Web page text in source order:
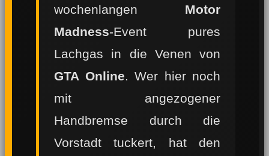
wochenlangen Motor
Madness-Event pures
Lachgas in die Venen von
GTA Online. Wer hier noch
mit angezogener
Handbremse durch die
Vorstadt tuckert, hat den